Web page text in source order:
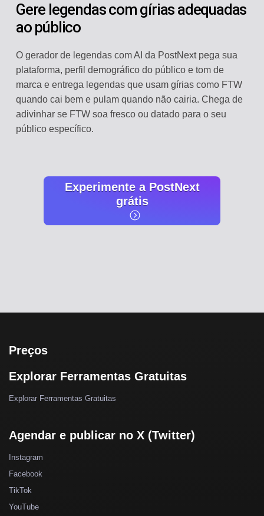
Gere legendas com gírias adequadas
ao público
O gerador de legendas com AI da PostNext pega sua
plataforma, perfil demográfico do público e tom de
marca e entrega legendas que usam gírias como FTW
quando cai bem e pulam quando não cairia. Chega de
adivinhar se FTW soa fresco ou datado para o seu
público específico.
Experimente a PostNext
grátis
Preços
Explorar Ferramentas Gratuitas
Explorar Ferramentas Gratuitas
Agendar e publicar no X (Twitter)
Instagram
Facebook
TikTok
YouTube